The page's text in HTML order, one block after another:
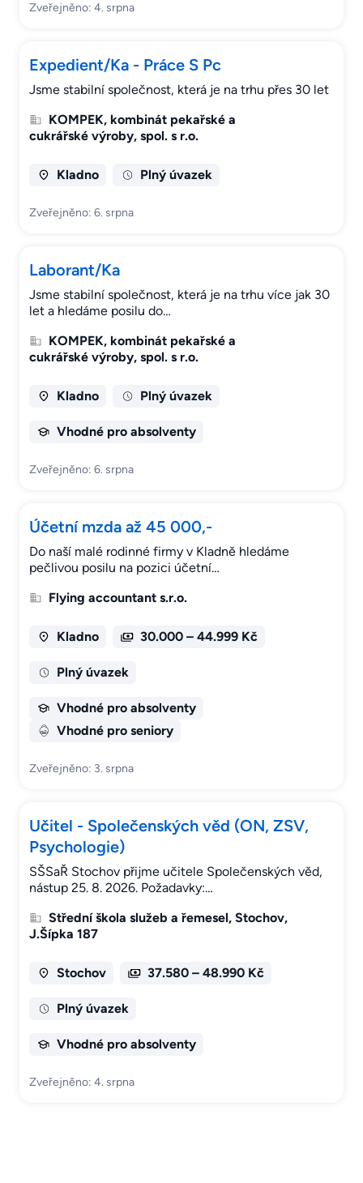
Zveřejněno: 4. srpna
Expedient/Ka - Práce S Pc
Jsme stabilní společnost, která je na trhu přes 30 let
KOMPEK, kombinát pekařské a
cukrářské výroby, spol. s r.o.
Kladno Plný úvazek
Zveřejněno: 6. srpna
Laborant/Ka
Jsme stabilní společnost, která je na trhu více jak 30
let a hledáme posilu do…
KOMPEK, kombinát pekařské a
cukrářské výroby, spol. s r.o.
Kladno Plný úvazek
Vhodné pro absolventy
Zveřejněno: 6. srpna
Účetní mzda až 45 000,-
Do naší malé rodinné firmy v Kladně hledáme
pečlivou posilu na pozici účetní…
Flying accountant s.r.o.
Kladno 30.000 – 44.999 Kč
Plný úvazek
Vhodné pro absolventy
Vhodné pro seniory
Zveřejněno: 3. srpna
Učitel - Společenských věd (ON, ZSV,
Psychologie)
SŠSaŘ Stochov přijme učitele Společenských věd,
nástup 25. 8. 2026. Požadavky:…
Střední škola služeb a řemesel, Stochov,
J.Šípka 187
Stochov 37.580 – 48.990 Kč
Plný úvazek
Vhodné pro absolventy
Zveřejněno: 4. srpna